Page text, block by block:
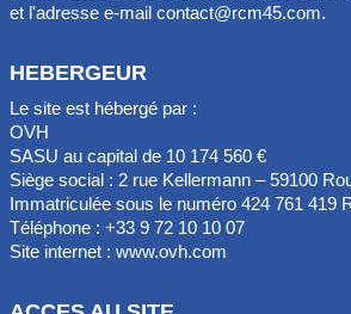
et l'adresse e-mail contact@rcm45.com.
HEBERGEUR
Le site est hébergé par :
OVH
SASU au capital de 10 174 560 €
Siège social : 2 rue Kellermann – 59100
Immatriculée sous le numéro 424 761 419
Téléphone : +33 9 72 10 10 07
Site internet : www.ovh.com